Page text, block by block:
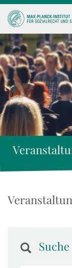
Suche